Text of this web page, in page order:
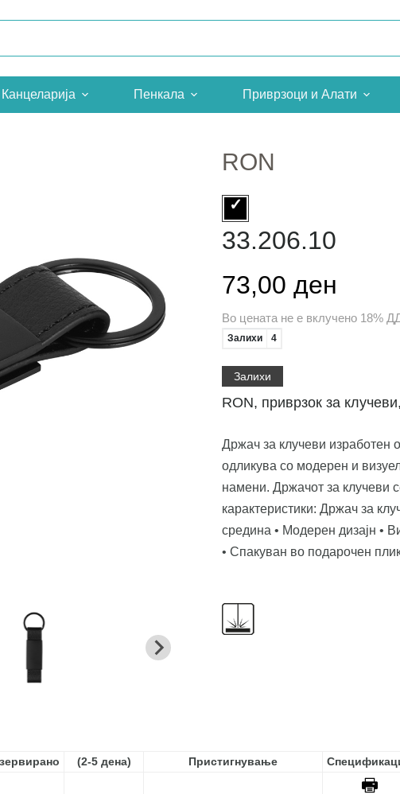
Канцеларија Пенкала Приврзоци и Алати
RON
33.206.10
73,00 ден
Во цената не е вклучено 18%
Залихи 4
Залихи
RON, приврзок за
Држач за клучеви изработен
одликува со модерен и
намени. Држачот за клучеви
карактеристики: Држач за
средина • Модерен дизајн •
• Спакуван во подарочен
(2-5 дeнa) Пристигнување